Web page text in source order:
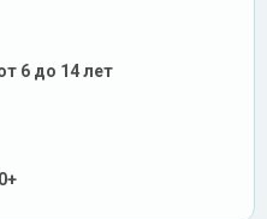
6 до 14 лет
0+